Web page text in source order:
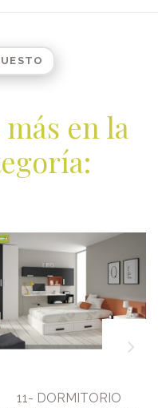
en la
11- DORMITORIO